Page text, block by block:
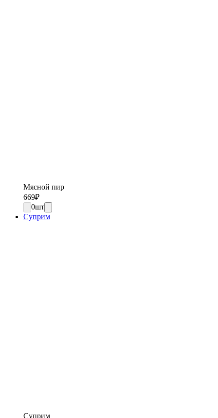
Мясной пир
669₽
0шт
Суприм
Суприм